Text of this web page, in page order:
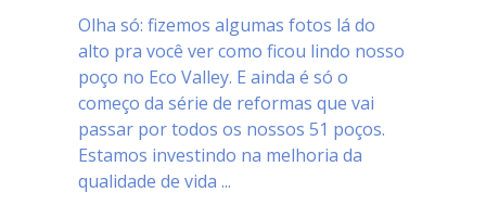
Olha só: fizemos algumas fotos lá do
alto pra você ver como ficou lindo nosso
poço no Eco Valley. E ainda é só o
começo da série de reformas que vai
passar por todos os nossos 51 poços.
Estamos investindo na melhoria da
qualidade de vida ...